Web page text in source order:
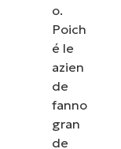
o.
Poich
é le
azien
de
fanno
gran
de